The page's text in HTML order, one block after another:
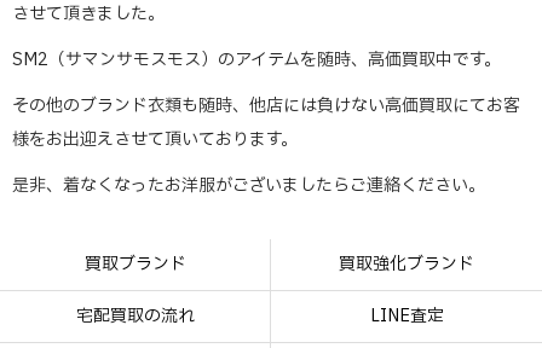
させて頂きました。
SM2（サマンサモスモス）のアイテムを随時、高価買取中です。
その他のブランド衣類も随時、他店には負けない高価買取にてお客
様をお出迎えさせて頂いております。
是非、着なくなったお洋服がございましたらご連絡ください。
買取ブランド 買取強化ブランド
宅配買取の流れ LINE査定